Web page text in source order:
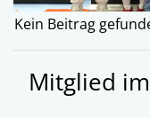
Kein Beitrag
Mitglied im